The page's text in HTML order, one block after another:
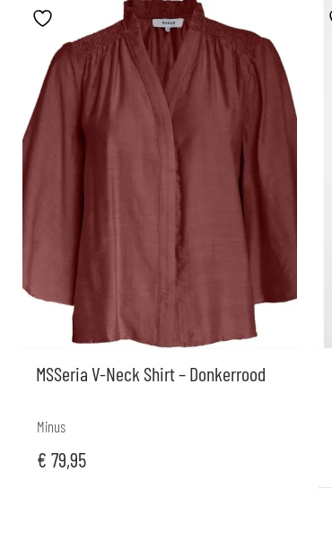
MSSeria V-Neck Shirt – Donkerrood
Minus
€ 79,95